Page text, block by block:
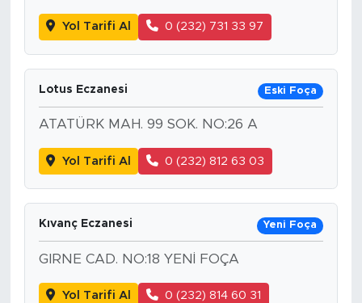
Yol Tarifi Al 0 (232) 731 33 97
Lotus Eczanesi Eski Foça
ATATÜRK MAH. 99 SOK. NO:26 A
Yol Tarifi Al 0 (232) 812 63 03
Kıvanç Eczanesi Yeni Foça
GIRNE CAD. NO:18 YENİ FOÇA
Yol Tarifi Al 0 (232) 814 60 31